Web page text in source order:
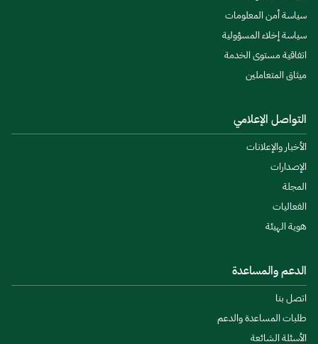
سياسة أمن المعلومات
سياسة إخلاء المسؤولية
اتفاقية مستوى الخدمة
ميثاق المتعاملين
التواصل الإعلامي
الأخبار والإعلانات
الإصدارات
المجلة
الفعاليات
هوية الهيئة
الدعم والمساعدة
اتصل بنا
طلبات المساعدة والدعم
الأسئلة الشائعة